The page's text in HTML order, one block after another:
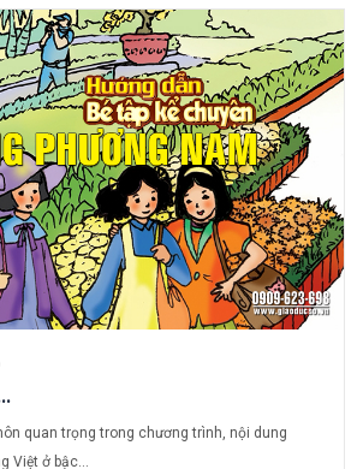
quan trọng trong chương trình, nội dung
Việt ở bậc...